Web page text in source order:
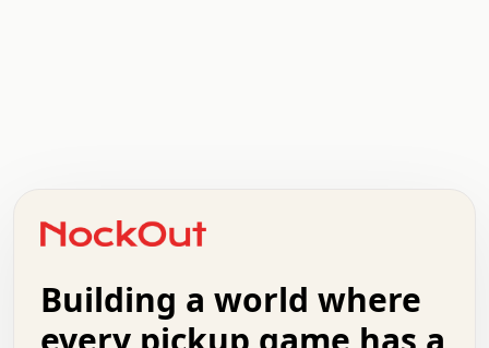
+   .   .   .   .   .   .   .   .   .   +   .   .
.   .   .   .   .   .   .   .   .   .   .   :   .
.   .   .   .   +   .   .   .   .   .   .   .   +
Building a world where